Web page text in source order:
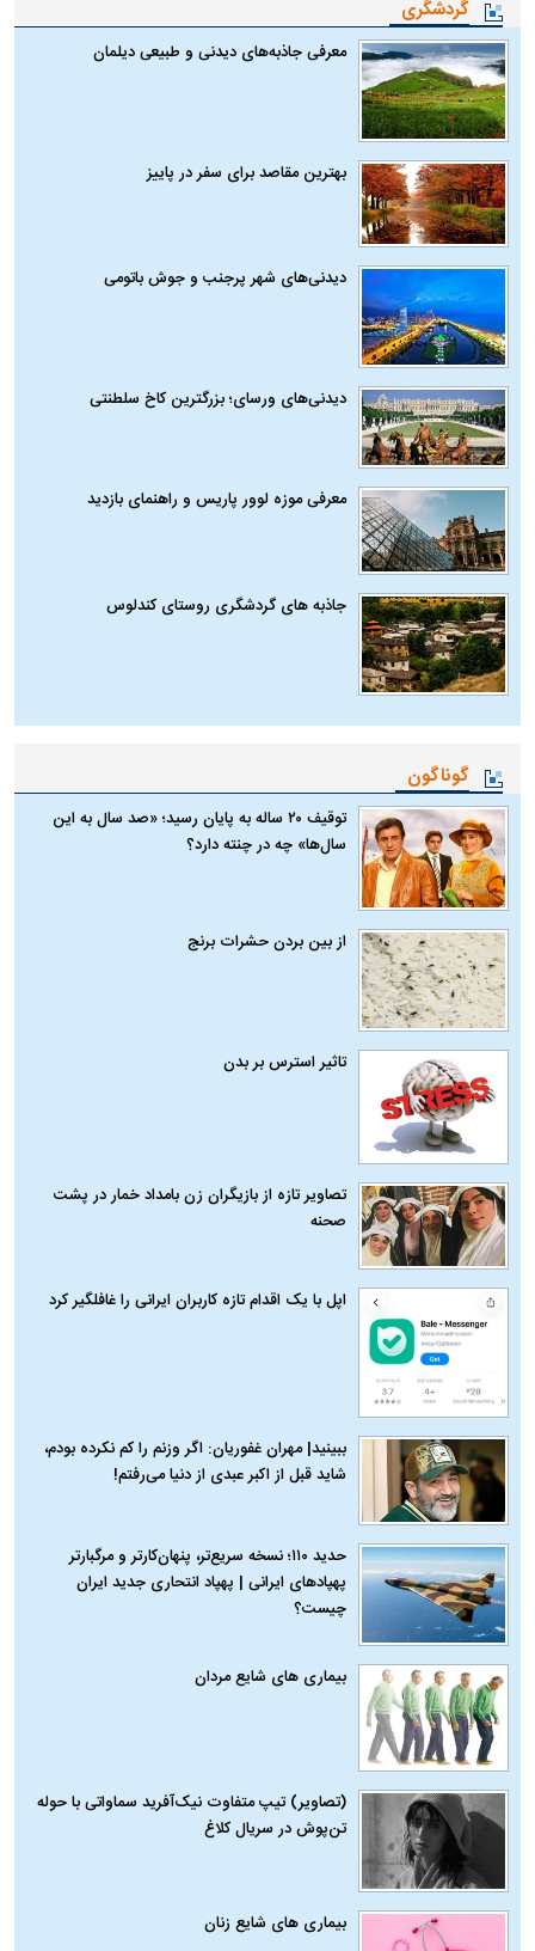
گردشگری
معرفی جاذبه‌های دیدنی و طبیعی دیلمان
بهترین مقاصد برای سفر در پاییز
دیدنی‌های شهر پرجنب و جوش باتومی
دیدنی‌های ورسای؛ بزرگترین کاخ سلطنتی
معرفی موزه لوور پاریس و راهنمای بازدید
جاذبه های گردشگری روستای کندلوس
گوناگون
توقیف ۲۰ ساله به پایان رسید؛ «صد سال به این
سال‌ها» چه در چنته دارد؟
از بین بردن حشرات برنج
تاثیر استرس بر بدن
تصاویر تازه از بازیگران زن بامداد خمار در پشت
صحنه
اپل با یک اقدام تازه کاربران ایرانی را غافلگیر کرد
ببینید| مهران غفوریان: اگر وزنم را کم نکرده بودم،
شاید قبل از اکبر عبدی از دنیا می‌رفتم!
حدید ۱۱۰؛ نسخه سریع‌تر، پنهان‌کارتر و مرگبارتر
پهپادهای ایرانی | پهپاد انتحاری جدید ایران
چیست؟
بیماری‌ های شایع مردان
(تصاویر) تیپ متفاوت نیک‌آفرید سماواتی با حوله
تن‌پوش در سریال کلاغ
بیماری‌ های شایع زنان